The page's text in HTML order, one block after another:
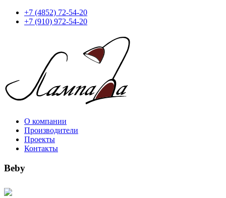
+7 (4852) 72-54-20
+7 (910) 972-54-20
О компании
Производители
Проекты
Контакты
Beby